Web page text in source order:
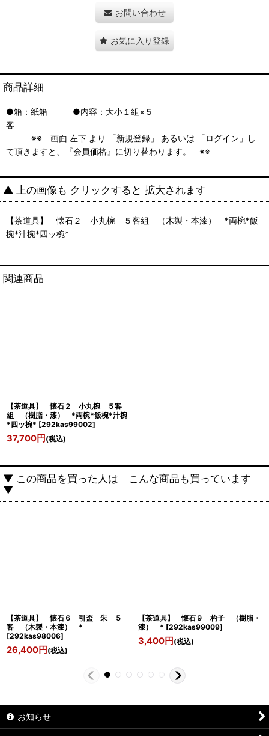
お問い合わせ
お気に入り登録
商品詳細
●箱：紙箱 ●内容：大小１組×５
客
※※ 画面 左下 より 「新規登録」 あるいは 「ログイン」し
て頂きますと、『会員価格』に切り替わります。 ※※
▲ 上の画像も クリックすると 拡大されます
【茶道具】 懐石２ 小丸椀 ５客組 （木製・本漆） *両椀*飯
椀*汁椀*四ッ椀*
関連商品
【茶道具】 懐石２ 小丸椀 ５客
組 （樹脂・漆） *両椀*飯椀*汁椀
*四ッ椀* [292kas99002]
37,700円 (税込)
▼ この商品を買った人は こんな商品も買っています
▼
【茶道具】 懐石６ 引盃 朱 ５
客 （木製・本漆） *
[292kas98006]
26,400円 (税込)
【茶道具】 懐石９ 杓子 （樹脂・
漆） * [292kas99009]
3,400円 (税込)
お知らせ